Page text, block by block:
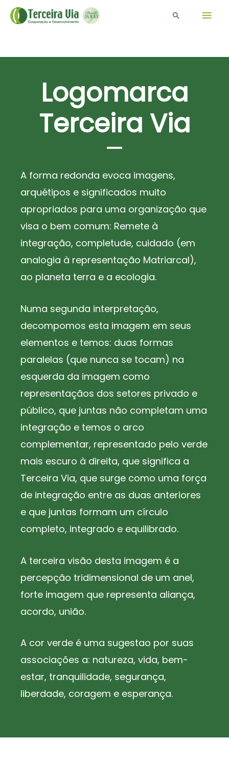
Pesquisar
Logomarca
Terceira Via
A forma redonda evoca imagens,
arquétipos e significados muito
apropriados para uma organização que
visa o bem comum: Remete à
integração, completude, cuidado (em
analogia à representação Matriarcal),
ao planeta terra e a ecologia.
Numa segunda interpretação,
decompomos esta imagem em seus
elementos e temos: duas formas
paralelas (que nunca se tocam) na
esquerda da imagem como
representaçãos dos setores privado e
público, que juntas não completam uma
integração e temos o arco
complementar, representado pelo verde
mais escuro à direita, que significa a
Terceira Via, que surge como uma força
de integração entre as duas anteriores
e que juntas formam um círculo
completo, integrado e equilibrado.
A terceira visão desta imagem é a
percepção tridimensional de um anel,
forte imagem que representa aliança,
acordo, união.
A cor verde é uma sugestao por suas
associações a: natureza, vida, bem-
estar, tranquilidade, segurança,
liberdade, coragem e esperança.